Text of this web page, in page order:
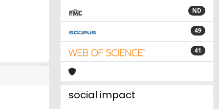
ND
49
41
social impact